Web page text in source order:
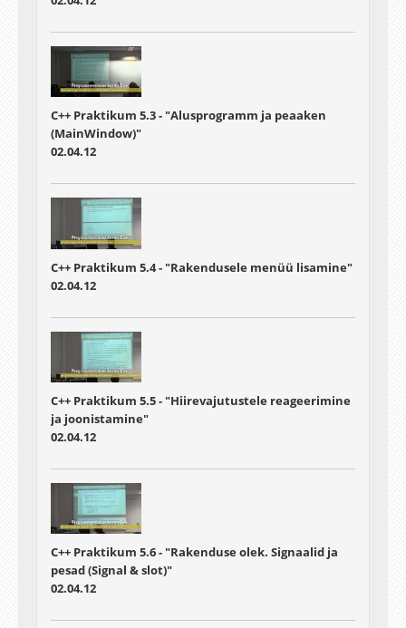
C++ Praktikum 5.3 - "Alusprogramm ja peaaken
(MainWindow)"
02.04.12
C++ Praktikum 5.4 - "Rakendusele menüü lisamine"
02.04.12
C++ Praktikum 5.5 - "Hiirevajutustele reageerimine
ja joonistamine"
02.04.12
C++ Praktikum 5.6 - "Rakenduse olek. Signaalid ja
pesad (Signal & slot)"
02.04.12